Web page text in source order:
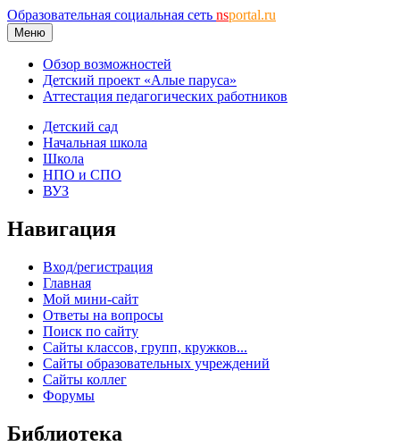
Образовательная социальная сеть nsportal.ru
Меню
Обзор возможностей
Детский проект «Алые паруса»
Аттестация педагогических работников
Детский сад
Начальная школа
Школа
НПО и СПО
ВУЗ
Навигация
Вход/регистрация
Главная
Мой мини-сайт
Ответы на вопросы
Поиск по сайту
Сайты классов, групп, кружков...
Сайты образовательных учреждений
Сайты коллег
Форумы
Библиотека